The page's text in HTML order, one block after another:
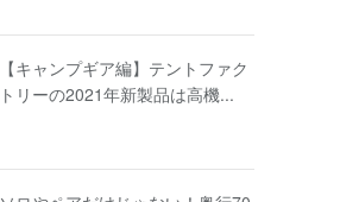
【キャンプギア編】テントファク
トリーの2021年新製品は高機...